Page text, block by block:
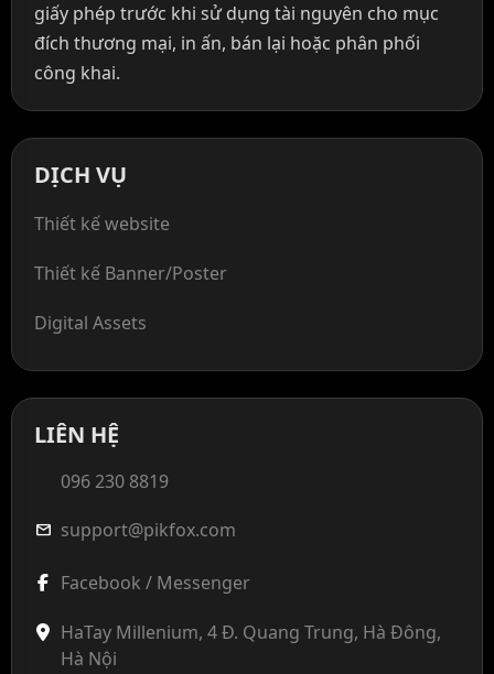
giấy phép trước khi sử dụng tài nguyên cho mục
đích thương mại, in ấn, bán lại hoặc phân phối
công khai.
DỊCH VỤ
Thiết kế website
Thiết kế Banner/Poster
Digital Assets
LIÊN HỆ
096 230 8819
mail support@pikfox.com
Facebook / Messenger
HaTay Millenium, 4 Đ. Quang Trung, Hà Đông,
Hà Nội